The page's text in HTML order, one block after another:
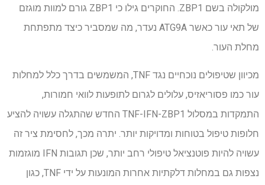
מולקולה בשם ZBP1. החוקרים גילו כי ZBP1 גורם למוות מוגזם
של תאי עור כאשר ATG9A נעדר, מה שמסביר כיצד מתפתחת
מחלת העור.
מכיוון שטיפולים נוכחיים נגד TNF, המשמשים בדרך כלל למחלות
עור כמו פסוריאזיס, עלולים לגרום לתופעות לוואי חמורות,
התמקדות במסלול TNF-IFN-ZBP1 החדש שהתגלה עשויה להציע
חלופות טיפול בטוחות ומדויקות יותר. יתרה מכך, לחסימת ציר זה
עשויה להיות פוטנציאל טיפולי רחב יותר, שכן תגובות IFN מוגזמות
נצפות גם במחלות דלקתיות אחרות המונעות על ידי TNF, כגון